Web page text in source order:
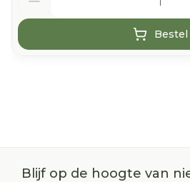
Bestel
Blijf op de hoogte van